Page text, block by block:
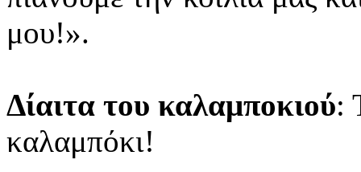
μου!».
Δίαιτα του καλαμποκιού:
καλαμπόκι!